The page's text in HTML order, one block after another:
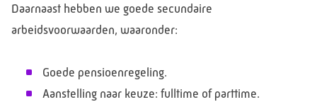
Daarnaast hebben we goede secundaire
arbeidsvoorwaarden, waaronder:
Goede pensioenregeling.
Aanstelling naar keuze: fulltime of parttime.